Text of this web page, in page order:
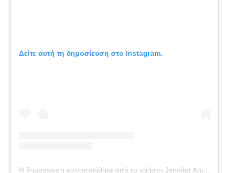
Δείτε αυτή τη δημοσίευση στο Instagram.